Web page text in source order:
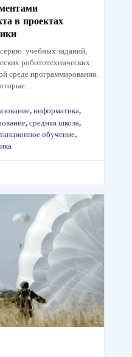
в проектах
учебных заданий,
робототехнических
среде программирования.
, информатика,
, средняя школа,
обучение,